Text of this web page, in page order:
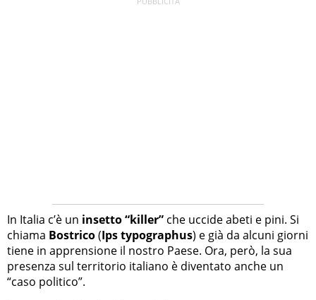
In Italia c’è un insetto “killer” che uccide abeti e pini. Si
chiama Bostrico(Ips typographus) e già da alcuni giorni
tiene in apprensione il nostro Paese. Ora, però, la sua
presenza sul territorio italiano è diventato anche un
“caso politico”.